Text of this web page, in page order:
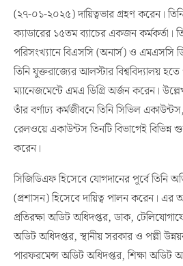
(২৭-০১-২০২৫) দায়িত্বভার গ্রহণ করেন।
ক্যাডারের ১৫তম ব্যাচের একজন কর্মকর্তা।
পরিসংখ্যানে বিএসসি (অনার্স) ও এমএসসি
তিনি যুক্তরাজ্যের আলস্টার বিশ্ববিদ্যালয় হতে
ম্যানেজমেন্টে এমএ ডিগ্রি অর্জন করেন।
তাঁর বর্ণাঢ্য কর্মজীবনে তিনি সিভিল
রেলওয়ে একাউন্টস তিনটি বিভাগেই বিভিন্ন
করেন।
সিজিডিএফ হিসেবে যোগদানের পূর্বে তিনি
(প্রশাসন) হিসেবে দায়িত্ব পালন করেন। এর
প্রতিরক্ষা অডিট অধিদপ্তর, ডাক,
অডিট অধিদপ্তর, স্থানীয় সরকার ও পল্লী
পারফরমেন্স অডিট অধিদপ্তর, শিক্ষা অডিট